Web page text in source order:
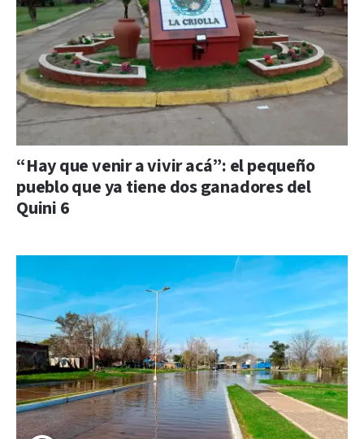
“Hay que venir a vivir acá”: el pequeño
pueblo que ya tiene dos ganadores del
Quini 6